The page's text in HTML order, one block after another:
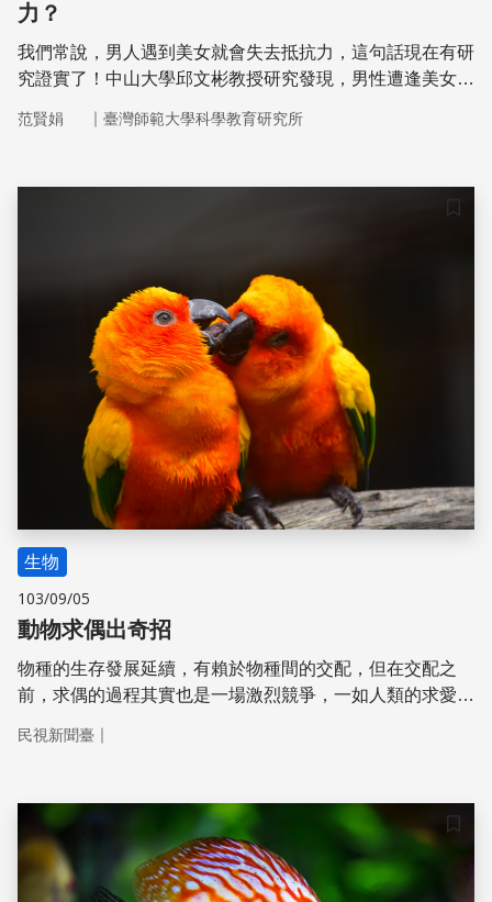
力？
我們常說，男人遇到美女就會失去抵抗力，這句話現在有研
究證實了！中山大學邱文彬教授研究發現，男性遭逢美女
菸、戒酒、減重、戒賭或衝動性購買等和自制力有關的行
范賢娟 ｜ 臺灣師範大學科學教育研究所
儲存
生物
103/09/05
動物求偶出奇招
物種的生存發展延續，有賴於物種間的交配，但在交配之
前，求偶的過程其實也是一場激烈競爭，一如人類的求愛，
雌性的青睞，進而取得交配，讓自己的基因得以傳承，進一
民視新聞臺 ｜
儲存